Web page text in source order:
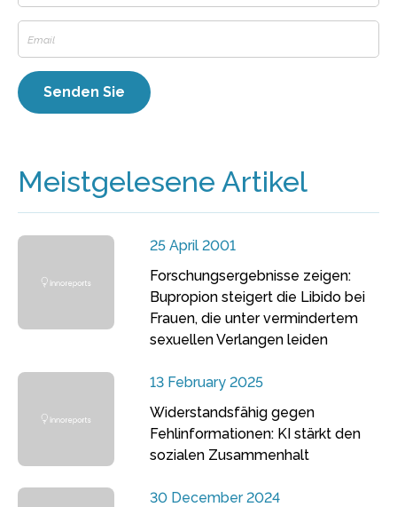
Meistgelesene Artikel
25 April 2001
Forschungsergebnisse zeigen:
Bupropion steigert die Libido bei
Frauen, die unter vermindertem
sexuellen Verlangen leiden
13 February 2025
Widerstandsfähig gegen
Fehlinformationen: KI stärkt den
sozialen Zusammenhalt
30 December 2024